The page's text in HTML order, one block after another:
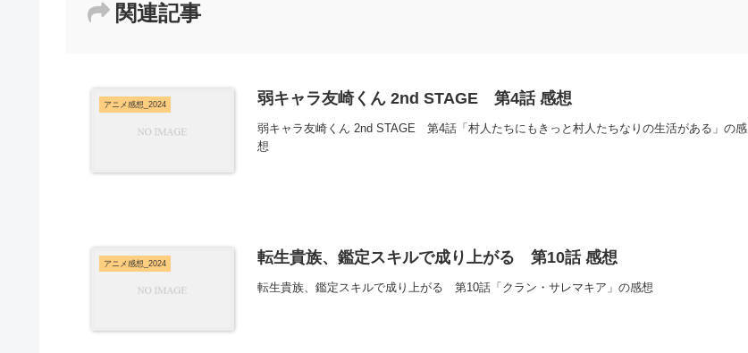
関連記事
アニメ感想_2024 弱キャラ友崎くん 2nd STAGE 第4話 感想
弱キャラ友崎くん 2nd STAGE 第4話「村人たちにもきっと村人たちなりの生活がある」の感
想
アニメ感想_2024 転生貴族、鑑定スキルで成り上がる 第10話 感想
転生貴族、鑑定スキルで成り上がる 第10話「クラン・サレマキア」の感想